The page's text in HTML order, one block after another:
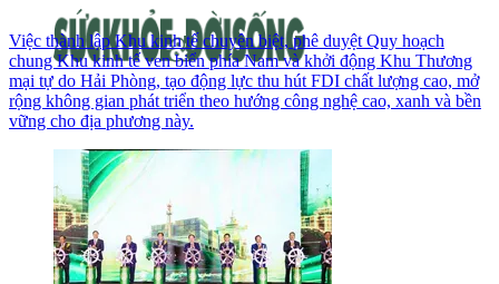
Việc thành lập Khu kinh tế chuyên biệt, phê duyệt Quy hoạch
chung Khu kinh tế ven biển phía Nam và khởi động Khu Thương
mại tự do Hải Phòng, tạo động lực thu hút FDI chất lượng cao, mở
rộng không gian phát triển theo hướng công nghệ cao, xanh và bền
vững cho địa phương này.